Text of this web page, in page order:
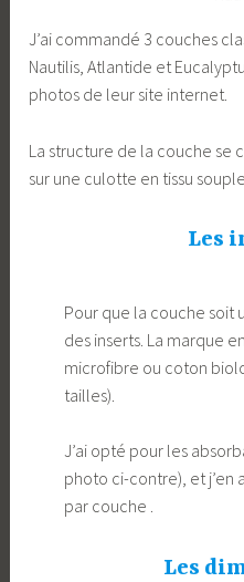
J’ai commandé 3 couches
Nautilis, Atlantide et
photos de leur site internet.
La structure de la couche se
sur une culotte en tissu souple.
Les
Pour que la couche soit
des inserts. La marque
microfibre ou coton
tailles).
J’ai opté pour les
photo ci-contre), et j’en
par couche .
Les